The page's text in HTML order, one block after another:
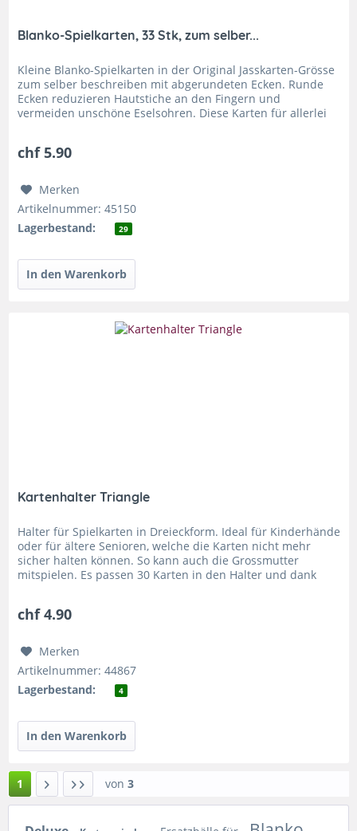
Blanko-Spielkarten, 33 Stk, zum selber...
Kleine Blanko-Spielkarten in der Original Jasskarten-Grösse
zum selber beschreiben mit abgerundeten Ecken. Runde
Ecken reduzieren Hautstiche an den Fingern und
vermeiden unschöne Eselsohren. Diese Karten für allerlei
chf 5.90
Merken
Artikelnummer: 45150
Lagerbestand:
29
Kartenhalter Triangle
Halter für Spielkarten in Dreieckform. Ideal für Kinderhände
oder für ältere Senioren, welche die Karten nicht mehr
sicher halten können. So kann auch die Grossmutter
mitspielen. Es passen 30 Karten in den Halter und dank
chf 4.90
Merken
Artikelnummer: 44867
Lagerbestand:
4
1 von 3